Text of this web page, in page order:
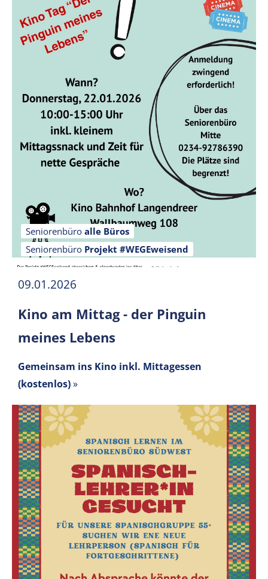
Seniorenbüro alle Büros
Seniorenbüro Projekt #WEGEweisend
09.01.2026
Kino am Mittag - der Pinguin
meines Lebens
Gemeinsam ins Kino inkl. Mittagessen
(kostenlos)»